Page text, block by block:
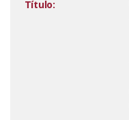
Título: